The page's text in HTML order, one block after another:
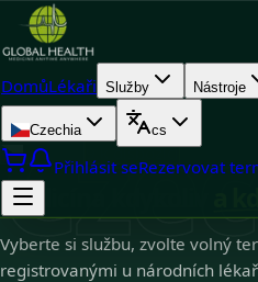
DomůLékaři Služby Nástroje
Czechia cs
Přihlásit seRezervovat
Czechia k dispozici
Medicína kdykoliv
Vyberte si službu, zvolte volný
registrovanými u národních